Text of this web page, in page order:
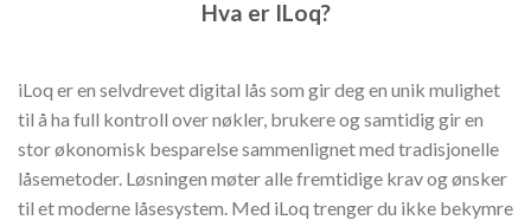
Hva er ILoq?
iLoq er en selvdrevet digital lås som gir deg en unik mulighet
til å ha full kontroll over nøkler, brukere og samtidig gir en
stor økonomisk besparelse sammenlignet med tradisjonelle
låsemetoder. Løsningen møter alle fremtidige krav og ønsker
til et moderne låsesystem. Med iLoq trenger du ikke bekymre